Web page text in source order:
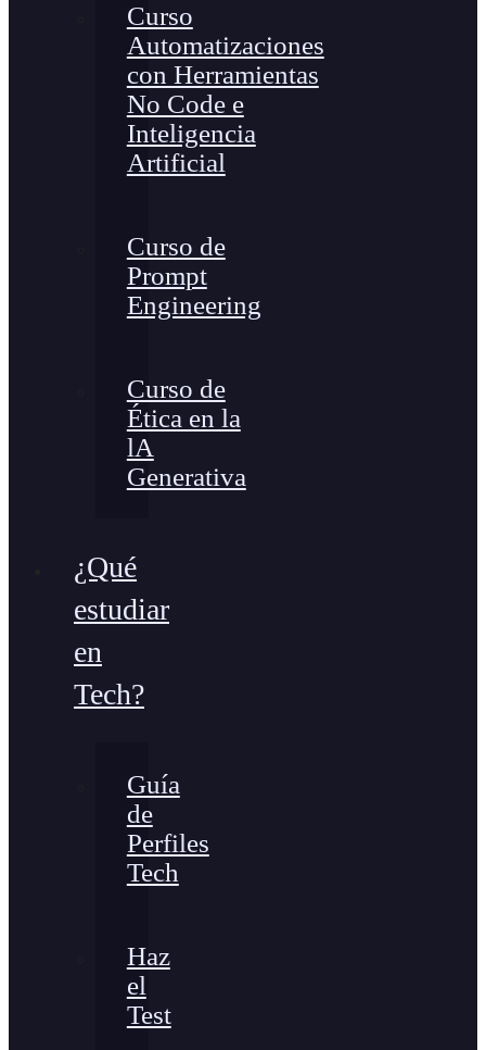
Curso
Automatizaciones
con Herramientas
No Code e
Inteligencia
Artificial
Curso de
Prompt
Engineering
Curso de
Ética en la
lA
Generativa
¿Qué
estudiar
en
Tech?
Guía
de
Perfiles
Tech
Haz
el
Test